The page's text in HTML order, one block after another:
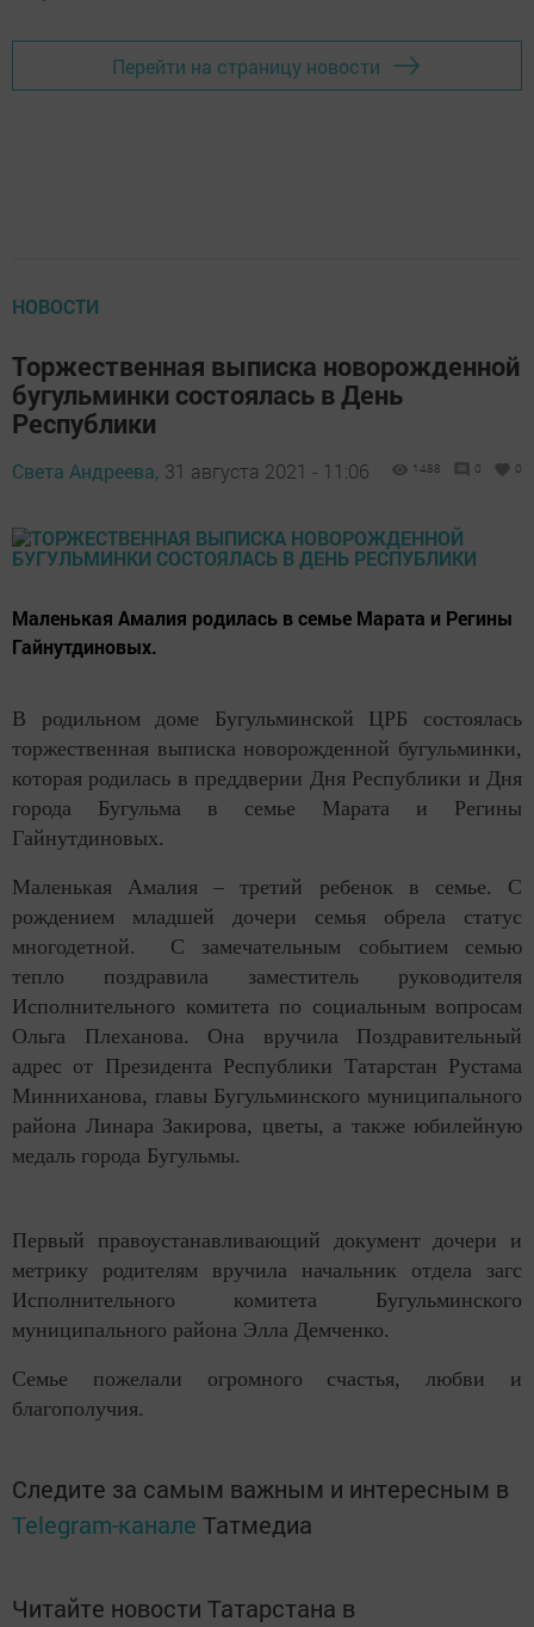
Перейти на страницу новости
НОВОСТИ
Торжественная выписка новорожденной
бугульминки состоялась в День
Республики
Света Андреева, 31 августа 2021 - 11:06 1488 0 0
Маленькая Амалия родилась в семье Марата и Регины
Гайнутдиновых.
В родильном доме Бугульминской ЦРБ состоялась
торжественная выписка новорожденной бугульминки,
которая родилась в преддверии Дня Республики и Дня
города Бугульма в семье Марата и Регины
Гайнутдиновых.
Маленькая Амалия – третий ребенок в семье. С
рождением младшей дочери семья обрела статус
многодетной. С замечательным событием семью
тепло поздравила заместитель руководителя
Исполнительного комитета по социальным вопросам
Ольга Плеханова. Она вручила Поздравительный
адрес от Президента Республики Татарстан Рустама
Минниханова, главы Бугульминского муниципального
района Линара Закирова, цветы, а также юбилейную
медаль города Бугульмы.
Первый правоустанавливающий документ дочери и
метрику родителям вручила начальник отдела загс
Исполнительного комитета Бугульминского
муниципального района Элла Демченко.
Семье пожелали огромного счастья, любви и
благополучия.
Следите за самым важным и интересным в
Telegram-канале Татмедиа
Читайте новости Татарстана в